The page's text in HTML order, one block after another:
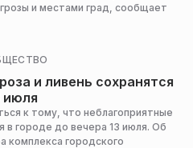
и местами град, сообщает
и ливень сохранятся
июля
к тому, что неблагоприятные
в городе до вечера 13 июля. Об
городского